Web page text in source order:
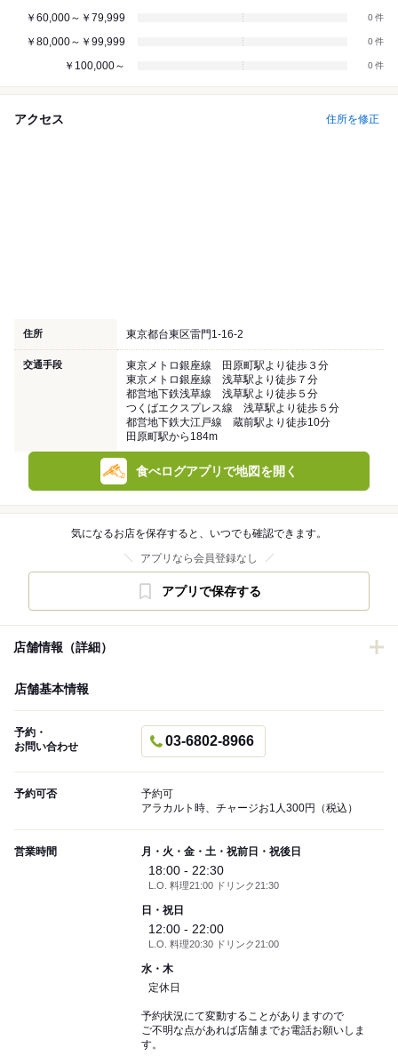
￥60,000～￥79,999 0
￥80,000～￥99,999 0
￥100,000～ 0
アクセス 住所を修正
住所 東京都台東区雷門1-16-2
交通手段
東京メトロ銀座線 田原町駅より徒歩３分
東京メトロ銀座線 浅草駅より徒歩７分
都営地下鉄浅草線 浅草駅より徒歩５分
つくばエクスプレス線 浅草駅より徒歩５分
都営地下鉄大江戸線 蔵前駅より徒歩10分
田原町駅から184m
食べログアプリで地図を開く
気になるお店を保存すると、いつでも確認できます。
アプリなら会員登録なし
アプリで保存する
店舗情報（詳細）
店舗基本情報
予約・
お問い合わせ
03-6802-8966
予約可否
予約可
アラカルト時、チャージお1人300円（税込）
営業時間 月・火・金・土・祝前日・祝後日
18:00 - 22:30
L.O. 料理21:00 ドリンク21:30
日・祝日
12:00 - 22:00
L.O. 料理20:30 ドリンク21:00
水・木
定休日
予約状況にて変動することがありますので
ご不明な点があれば店舗までお電話お願いしま
す。